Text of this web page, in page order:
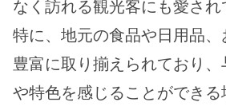
なく訪れる観光客にも愛され
特に、地元の食品や日用品
豊富に取り揃えられており
や特色を感じることができる